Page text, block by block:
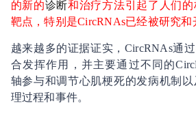
的新的诊断和治疗方法引起了人们
靶点，特别是CircRNAs已经被研究和
越来越多的证据证实， CircRNAs通
合发挥作用，并主要通过不同的
轴参与和调节心肌梗死的发病机制
理过程和事件。